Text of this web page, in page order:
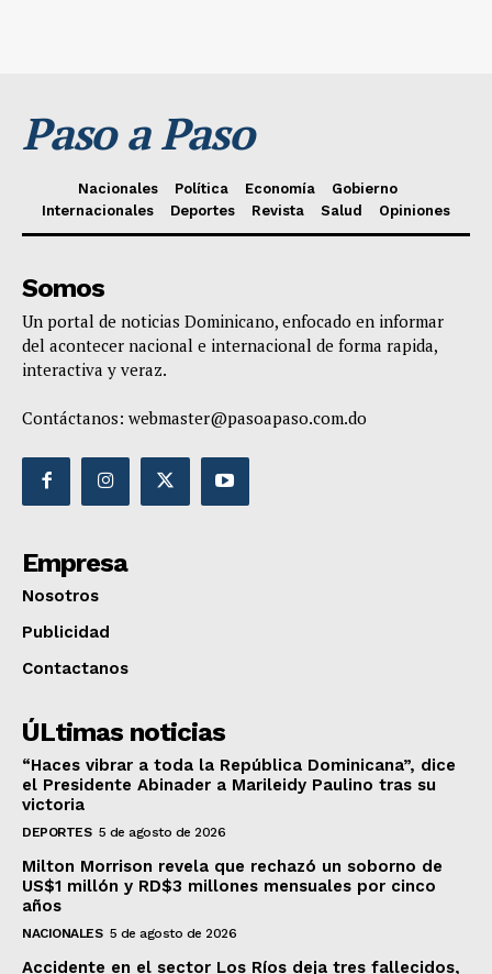
Paso a Paso
Nacionales Política Economía
Gobierno
Internacionales
Deportes Revista Salud Opiniones
Somos
Un portal de noticias Dominicano, enfocado en informar
del acontecer nacional e internacional de forma rapida,
interactiva y veraz.
Contáctanos: webmaster@pasoapaso.com.do
Empresa
Nosotros
Publicidad
Contactanos
ÚLtimas noticias
“Haces vibrar a toda la República Dominicana”, dice
el Presidente Abinader a Marileidy Paulino tras su
victoria
DEPORTES 5 de agosto de 2026
Milton Morrison revela que rechazó un soborno de
US$1 millón y RD$3 millones mensuales por cinco
años
NACIONALES 5 de agosto de 2026
Accidente en el sector Los Ríos deja tres fallecidos,